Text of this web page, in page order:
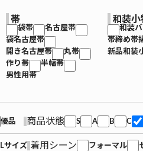
帯
袋帯
名古屋帯
袋名古屋帯
開き名古屋帯
丸帯
作り帯
半幅帯
男性用帯
和装小
和装
帯締め帯
新品和装
優品 商品状態 S A B C
Lサイズ 着用シーン フォーマル